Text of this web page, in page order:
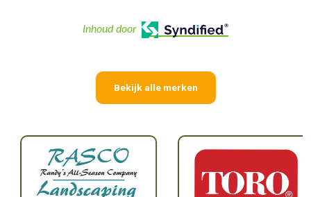
Inhoud door
Bekijk alle merken